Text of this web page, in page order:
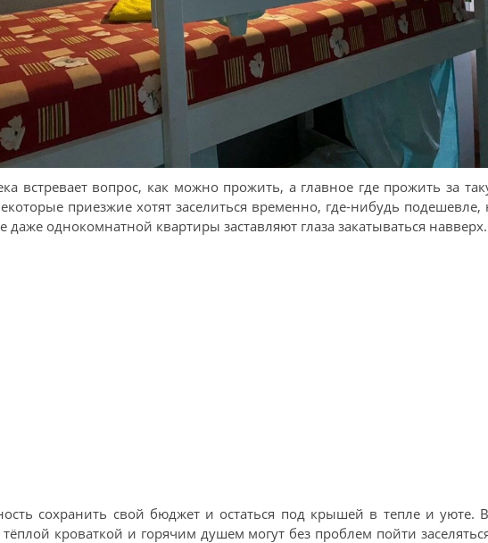
встревает вопрос, как можно прожить, а главное где прожить за
приезжие хотят заселиться временно, где-нибудь подешевле,
даже однокомнатной квартиры заставляют глаза закатываться навверх.
сохранить свой бюджет и остаться под крышей в тепле и уюте.
кроваткой и горячим душем могут без проблем пойти